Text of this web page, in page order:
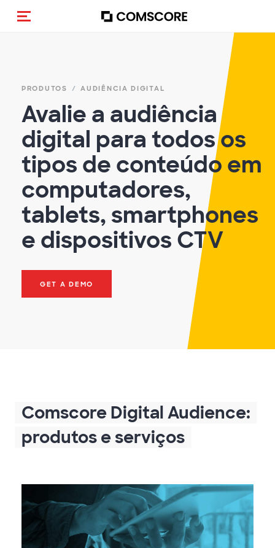
Alternar navegação
PRODUTOS AUDIÊNCIA DIGITAL
Avalie a audiência
digital para todos os
tipos de conteúdo em
computadores,
tablets, smartphones
e dispositivos CTV
GET A DEMO
Comscore Digital Audience:
produtos e serviços